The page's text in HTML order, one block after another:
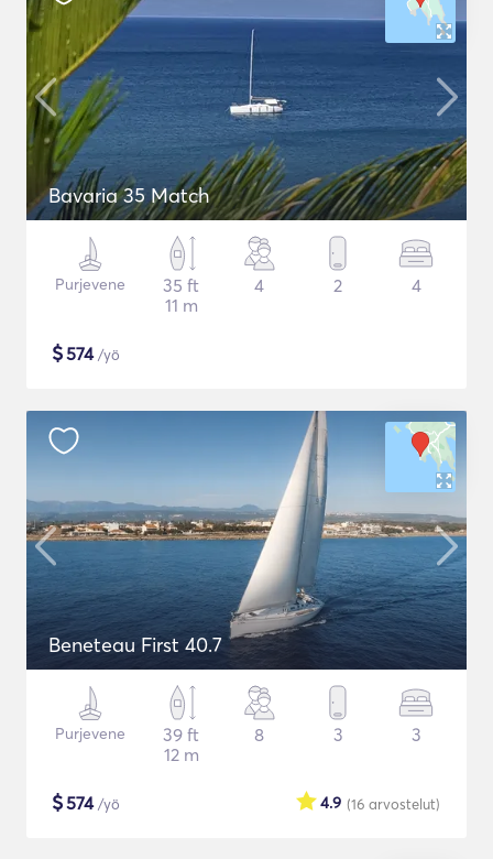
Bavaria 35 Match
Purjevene
35 ft
11 m
4 2 4
$574/yö
Beneteau First 40.7
Purjevene
39 ft
12 m
8 3 3
$574/yö (16 arvostelut)
4.9